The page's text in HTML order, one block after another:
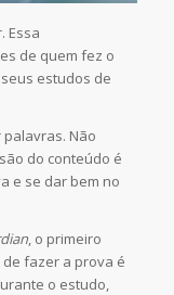
Essa
de quem fez o
estudos de
Não
do conteúdo é
e se dar bem no
, o primeiro
fazer a prova é
o estudo,